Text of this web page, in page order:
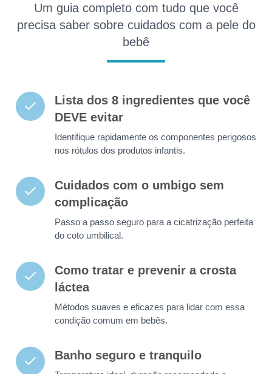
Um guia completo com tudo que você
precisa saber sobre cuidados com a pele do
bebê
Lista dos 8 ingredientes que você
DEVE evitar
Identifique rapidamente os componentes perigosos
nos rótulos dos produtos infantis.
Cuidados com o umbigo sem
complicação
Passo a passo seguro para a cicatrização perfeita
do coto umbilical.
Como tratar e prevenir a crosta
láctea
Métodos suaves e eficazes para lidar com essa
condição comum em bebês.
Banho seguro e tranquilo